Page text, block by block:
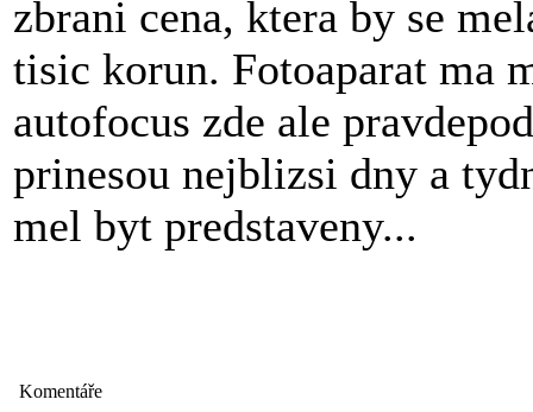
zbrani cena, ktera by se
tisic korun. Fotoaparat ma
autofocus zde ale
prinesou nejblizsi dny a
mel byt predstaveny...
Komentáře